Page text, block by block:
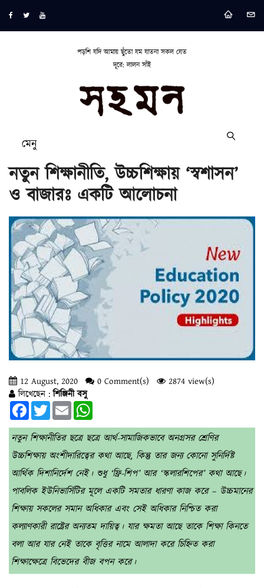
পড়শি যদি আমায় ছুঁতো যম যাতনা সকল যেত
দূরে: লালন সাঁই
মেনু
নতুন শিক্ষানীতি, উচ্চশিক্ষায় ‘স্বশাসন’
ও বাজারঃ একটি আলোচনা
12 August, 2020 0 Comment(s)
2874 view(s)
লিখেছেন :শিঞ্জিনী বসু
FacebookTwitterEmail
নতুন শিক্ষানীতির ছত্রে ছত্রে আর্থ-সামাজিকভাবে অনগ্রসর শ্রেণির
উচ্চশিক্ষায় অংশীদারিত্বের কথা আছে, কিন্তু তার জন্য কোনো সুনির্দিষ্ট
আর্থিক দিশানির্দেশ নেই। শুধু ‘ফ্রি-শিপ’ আর ‘স্কলারশিপের’ কথা আছে।
পাবলিক ইউনিভার্সিটির মূলে একটি সমতার ধারণা কাজ করে – উচ্চমানের
শিক্ষায় সকলের সমান অধিকার এবং সেই অধিকার নিশ্চিত করা
কল্যাণকারী রাষ্ট্রের অন্যতম দায়িত্ব। যার ক্ষমতা আছে তাকে শিক্ষা কিনতে
বলা আর যার নেই তাকে বৃত্তির নামে আলাদা করে চিহ্নিত করা
শিক্ষাক্ষেত্রে বিভেদের বীজ বপন করে।